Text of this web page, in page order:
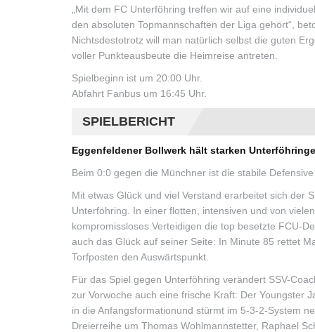
„Mit dem FC Unterföhring treffen wir auf eine
den absoluten Topmannschaften der Liga gehört“,
Nichtsdestotrotz will man natürlich selbst die guten
voller Punkteausbeute die Heimreise antreten.
Spielbeginn ist um 20:00 Uhr.
Abfahrt Fanbus um 16:45 Uhr.
SPIELBERICHT
Eggenfeldener Bollwerk hält starken
Beim 0:0 gegen die Münchner ist die stabile
Mit etwas Glück und viel Verstand erarbeitet sich der
Unterföhring. In einer flotten, intensiven und von
kompromissloses Verteidigen die top besetzte FCU-
auch das Glück auf seiner Seite: In Minute 85 rettet
Torfposten den Auswärtspunkt.
Für das Spiel gegen Unterföhring verändert SSV-
zur Vorwoche auch eine frische Kraft: Der Youngster
in die Anfangsformationund stürmt im 5-3-2-System
Dreierreihe um Thomas Wohlmannstetter, Raphael